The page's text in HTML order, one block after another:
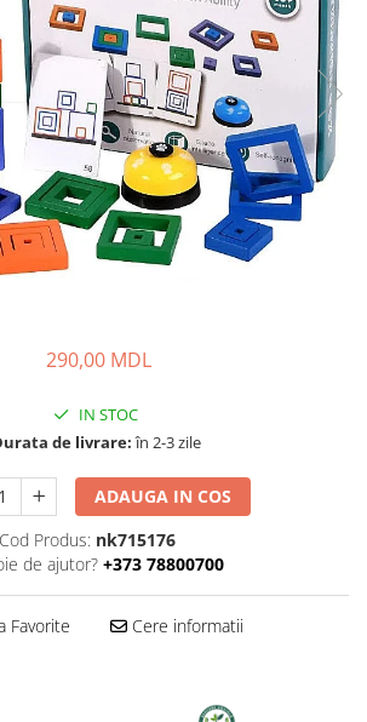
290,00 MDL
IN STOC
de livrare:în 2-3 zile
ADAUGA IN COS
Cod Produs: nk715176
de ajutor? +373 78800700
Favorite Cere informatii